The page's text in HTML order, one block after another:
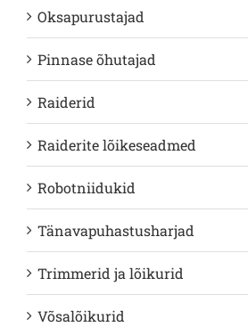
Oksapurustajad
Pinnase õhutajad
Raiderid
Raiderite lõikeseadmed
Robotniidukid
Tänavapuhastusharjad
Trimmerid ja lõikurid
Võsalõikurid